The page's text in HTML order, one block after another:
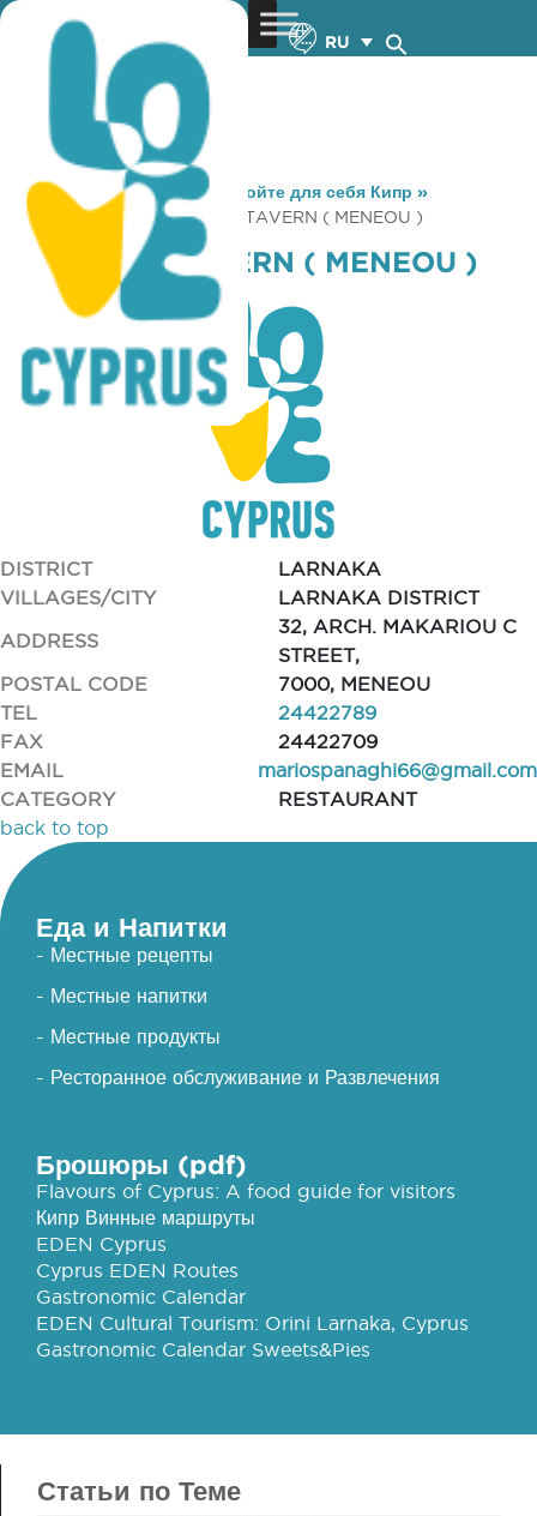
RU
You are here: Home »Откройте для себя Кипр »
Gastronomy
» VATILIOTIS TAVERN ( MENEOU )
VATILIOTIS TAVERN ( MENEOU )
DISTRICT
LARNAKA
VILLAGES/CITY
LARNAKA DISTRICT
ADDRESS
32, ARCH. MAKARIOU C
STREET,
POSTAL CODE
7000, MENEOU
TEL
24422789
FAX
24422709
EMAIL
mariospanaghi66@gmail.com
CATEGORY
RESTAURANT
back to top
Еда и Напитки
- Местные рецепты
- Местные напитки
- Местные продукты
- Ресторанное обслуживание и Развлечения
Брошюры (pdf)
Flavours of Cyprus: A food guide for visitors
Кипр Винные маршруты
EDEN Cyprus
Cyprus EDEN Routes
Gastronomic Calendar
EDEN Cultural Tourism: Orini Larnaka, Cyprus
Gastronomic Calendar Sweets&Pies
Статьи по Теме